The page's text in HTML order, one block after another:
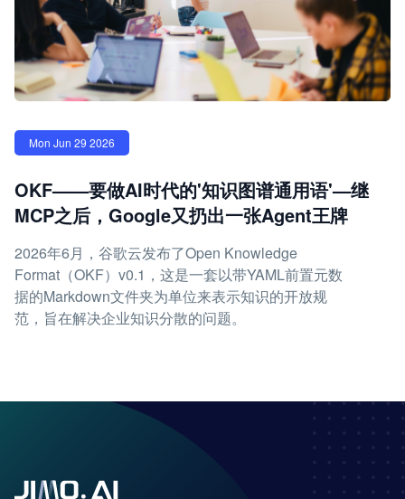
Mon Jun 29 2026
OKF——要做AI时代的'知识图谱通用语'—继
MCP之后，Google又扔出一张Agent王牌
2026年6月，谷歌云发布了Open Knowledge
Format（OKF）v0.1，这是一套以带YAML前置元数
据的Markdown文件夹为单位来表示知识的开放规
范，旨在解决企业知识分散的问题。